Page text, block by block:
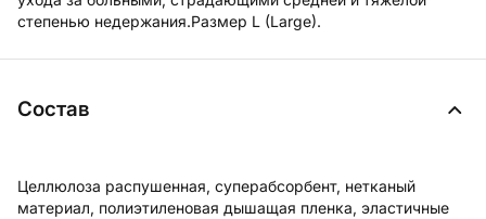
степенью недержания.Размер L (Large).
Состав
Целлюлоза распушенная, суперабсорбент, нетканый
материал, полиэтиленовая дышащая пленка, эластичные